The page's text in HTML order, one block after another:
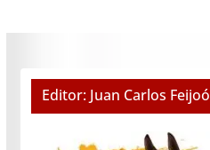
Editor: Juan Carlos Feijoó